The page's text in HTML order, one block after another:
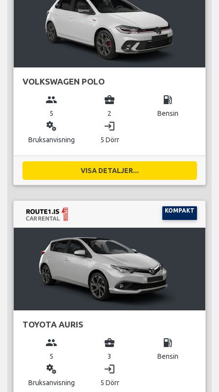
VOLKSWAGEN POLO
group
5
business_center
2
local_gas_station
Bensin
miscellaneous_services
Bruksanvisning
login
5 Dörr
VISA DETALJER...
KOMPAKT
TOYOTA AURIS
group
5
business_center
3
local_gas_station
Bensin
miscellaneous_services
Bruksanvisning
login
5 Dörr